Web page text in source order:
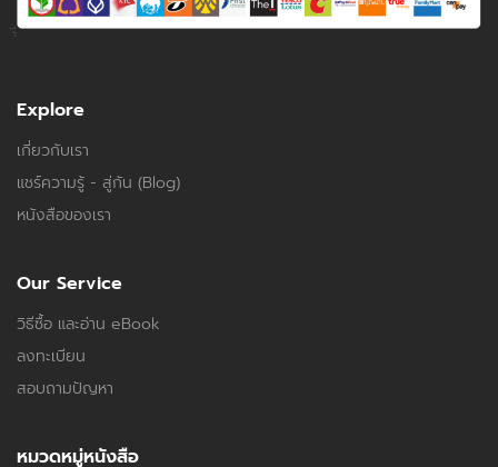
Explore
เกี่ยวกับเรา
แชร์ความรู้ - สู่กัน (Blog)
หนังสือของเรา
Our Service
วิธีซื้อ และอ่าน eBook
ลงทะเบียน
สอบถามปัญหา
หมวดหมู่หนังสือ